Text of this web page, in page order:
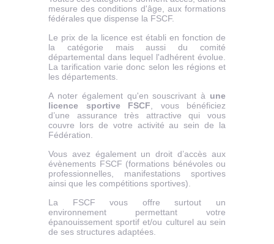
mesure des conditions d'âge, aux formations
fédérales que dispense la FSCF.
Le prix de la licence est établi en fonction de
la catégorie mais aussi du comité
départemental dans lequel l'adhérent évolue.
La tarification varie donc selon les régions et
les départements.
A noter également qu'en souscrivant à une
licence sportive FSCF, vous bénéficiez
d’une assurance très attractive qui vous
couvre lors de votre activité au sein de la
Fédération.
Vous avez également un droit d’accès aux
évènements FSCF (formations bénévoles ou
professionnelles, manifestations sportives
ainsi que les compétitions sportives).
La FSCF vous offre surtout un
environnement permettant votre
épanouissement sportif et/ou culturel au sein
de ses structures adaptées.